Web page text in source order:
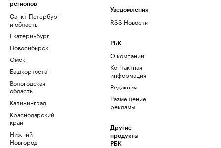
регионов
Санкт-Петербург
и область
Екатеринбург
Новосибирск
Омск
Башкортостан
Вологодская
область
Калининград
Краснодарский
край
Нижний
Новгород
Уведомления
RSS Новости
РБК
О компании
Контактная
информация
Редакция
Размещение
рекламы
Другие
продукты
РБК